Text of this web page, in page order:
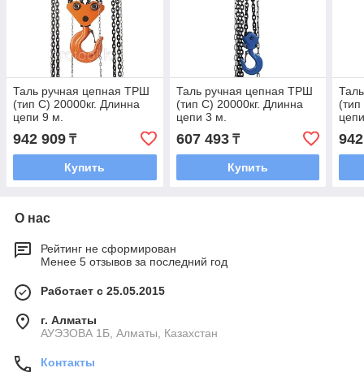
Таль ручная цепная ТРШ
(тип С) 20000кг. Длинна
цепи 9 м.
942 909 ₸
Купить
Таль ручная цепная ТРШ
(тип С) 20000кг. Длинна
цепи 3 м.
607 493₸
Купить
О нас
Рейтинг не сформирован
Менее 5 отзывов за последний год
Работает с 25.05.2015
г. Алматы
АУЭЗОВА 1Б, Алматы, Казахстан
Контакты